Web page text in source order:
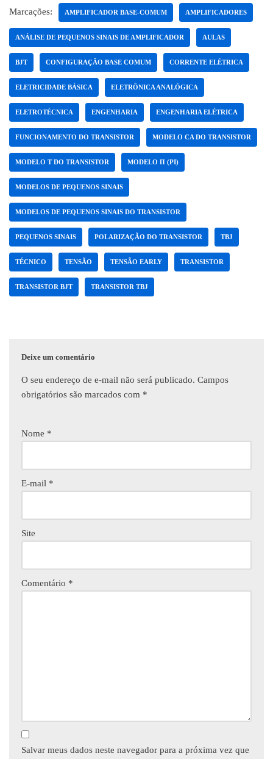
Marcações: AMPLIFICADOR BASE-COMUM AMPLIFICADORES
ANÁLISE DE PEQUENOS SINAIS DE AMPLIFICADOR AULAS
BJT CONFIGURAÇÃO BASE COMUM CORRENTE ELÉTRICA
ELETRICIDADE BÁSICA ELETRÔNICA ANALÓGICA
ELETROTÉCNICA ENGENHARIA ENGENHARIA ELÉTRICA
FUNCIONAMENTO DO TRANSISTOR MODELO CA DO TRANSISTOR
MODELO T DO TRANSISTOR MODELO Π (PI)
MODELOS DE PEQUENOS SINAIS
MODELOS DE PEQUENOS SINAIS DO TRANSISTOR
PEQUENOS SINAIS POLARIZAÇÃO DO TRANSISTOR TBJ
TÉCNICO TENSÃO TENSÃO EARLY TRANSISTOR
TRANSISTOR BJT TRANSISTOR TBJ
Deixe um comentário
O seu endereço de e-mail não será publicado. Campos
obrigatórios são marcados com *
Nome *
E-mail *
Site
Comentário *
Salvar meus dados neste navegador para a próxima vez que